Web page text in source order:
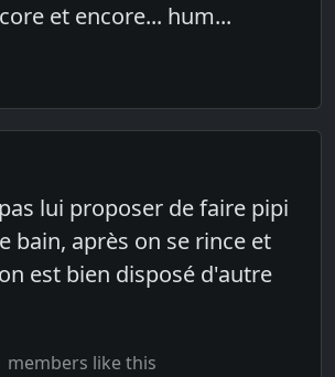
et encore... hum...
lui proposer de faire pipi
bain, après on se rince et
est bien disposé d'autre
members like this